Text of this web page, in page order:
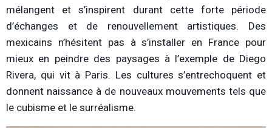
mélangent et s’inspirent durant cette forte période
d’échanges et de renouvellement artistiques. Des
mexicains n’hésitent pas à s’installer en France pour
mieux en peindre des paysages à l’exemple de Diego
Rivera, qui vit à Paris. Les cultures s’entrechoquent et
donnent naissance à de nouveaux mouvements tels que
le cubisme et le surréalisme.